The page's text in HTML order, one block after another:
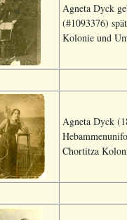
Agneta Dyck
(#1093376)
Kolonie und
Agneta Dyck
Chortitza